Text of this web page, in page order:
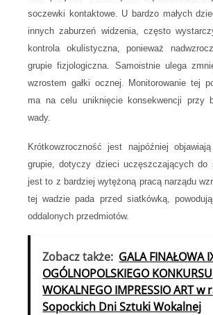
soczewki kontaktowe. U bardzo małych
innych zaburzeń widzenia, często
kontrola okulistyczna, ponieważ
grupie fizjologiczna. Samoistnie ulega
wzrostem gałki ocznej. Monitorowanie tej
ma na celu uniknięcie konsekwencji przy
wady.
Krótkowzroczność jest najpóźniej
grupie, dotyczy dzieci uczęszczających do
jest to z bardziej wytężoną pracą narządu
tej wadzie pada przed siatkówką,
oddalonych przedmiotów.
Zobacz także: GALA FINAŁOWA
OGÓLNOPOLSKIEGO KONKURSU
WOKALNEGO IMPRESSIO ART w
Sopockich Dni Sztuki Wokalnej